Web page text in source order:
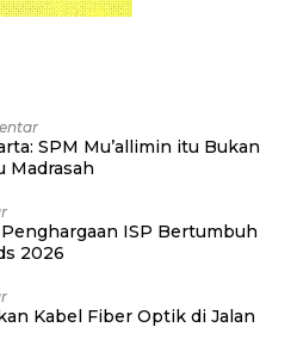
SPM Mu’allimin itu Bukan
Madrasah
ISP Bertumbuh
2026
Kabel Fiber Optik di Jalan